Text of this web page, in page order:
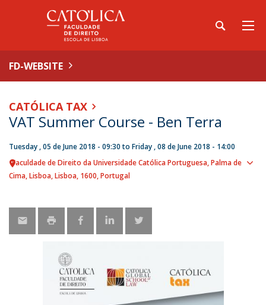
FD-WEBSITE
CATÓLICA TAX
VAT Summer Course - Ben Terra
Tuesday , 05 de June 2018 - 09:30to Friday , 08 de June 2018 - 14:00
Faculdade de Direito da Universidade Católica Portuguesa Palma de
Cima Lisboa Lisboa 1600 Portugal